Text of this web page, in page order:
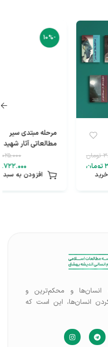
-10%
مرحله مبتدی سیر
مطالعاتی آثار شهید
بهشتی
تومان
تومان
افزودن به سبد خرید
انسان‌ها و محکم‌ترین و
کردن انسان‌ها، این است که